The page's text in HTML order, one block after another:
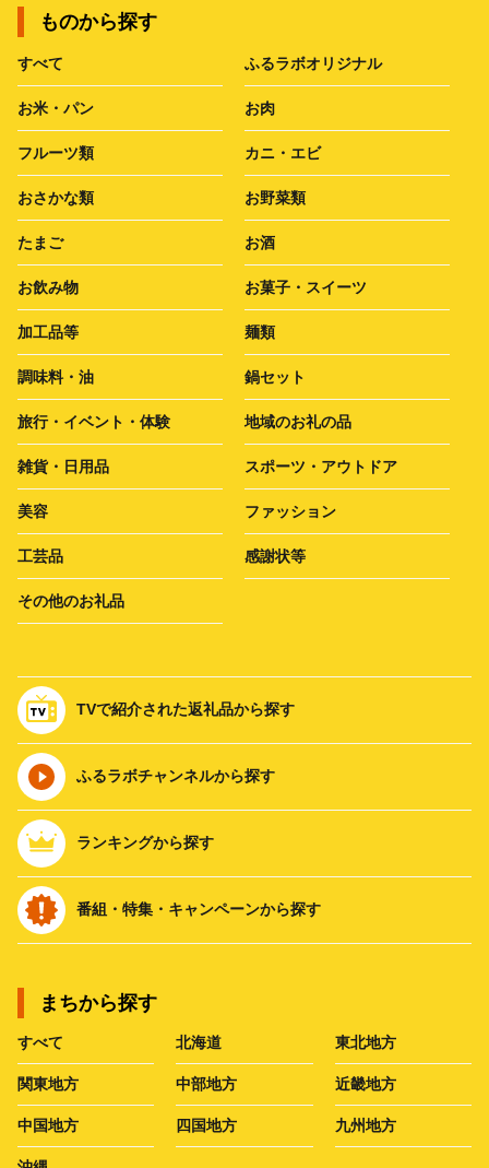
ものから探す
すべて ふるラボオリジナル
お米・パン お肉
フルーツ類 カニ・エビ
おさかな類 お野菜類
たまご お酒
お飲み物 お菓子・スイーツ
加工品等 麺類
調味料・油 鍋セット
旅行・イベント・体験 地域のお礼の品
雑貨・日用品 スポーツ・アウトドア
美容 ファッション
工芸品 感謝状等
その他のお礼品
TVで紹介された返礼品から探す
ふるラボチャンネルから探す
ランキングから探す
番組・特集・キャンペーンから探す
まちから探す
すべて 北海道 東北地方
関東地方 中部地方 近畿地方
中国地方 四国地方 九州地方